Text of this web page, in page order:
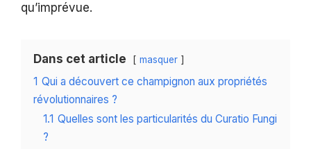
qu’imprévue.
Dans cet article masquer
1 Qui a découvert ce champignon aux propriétés
révolutionnaires ?
1.1 Quelles sont les particularités du Curatio Fungi
?